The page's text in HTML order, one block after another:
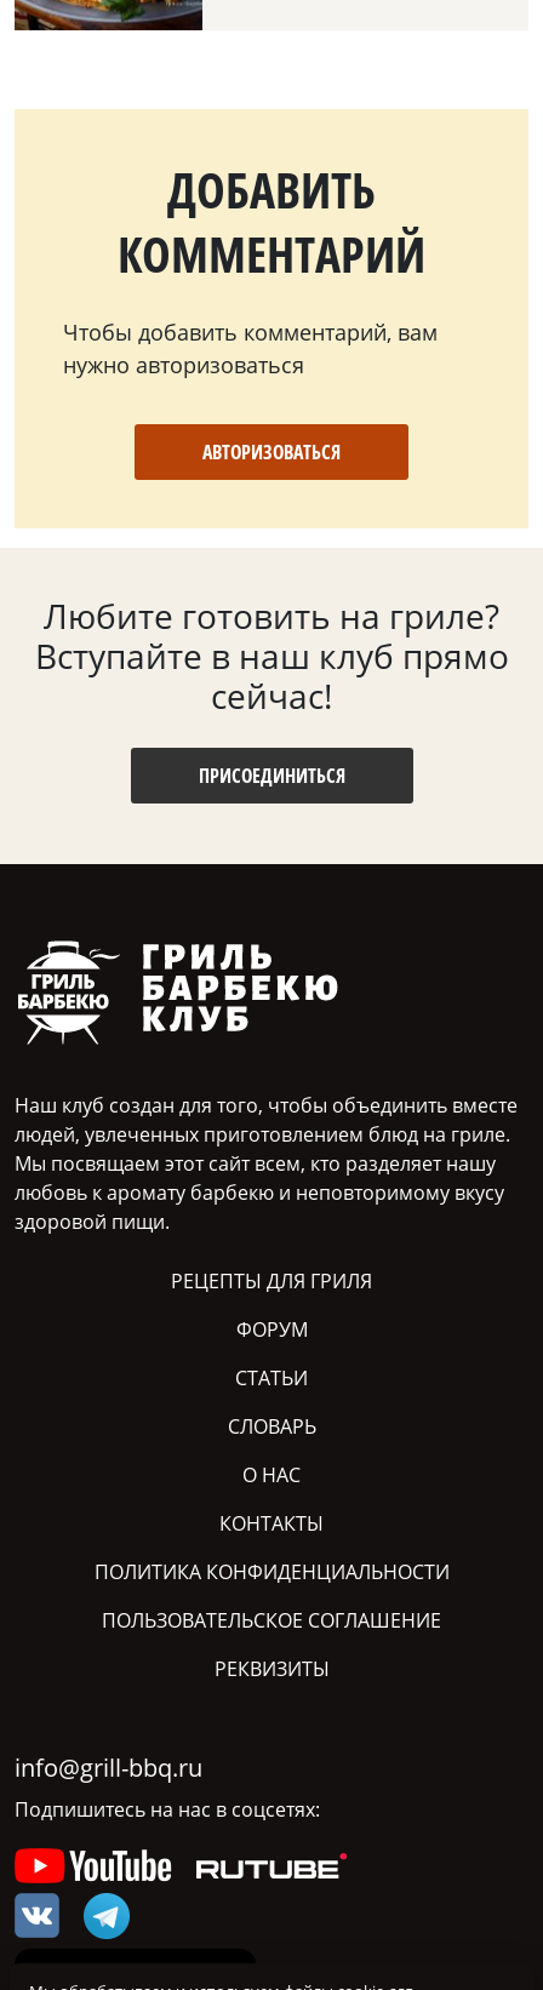
ДОБАВИТЬ
КОММЕНТАРИЙ
Чтобы добавить комментарий, вам
нужно авторизоваться
АВТОРИЗОВАТЬСЯ
Любите готовить на гриле?
Вступайте в наш клуб прямо
сейчас!
ПРИСОЕДИНИТЬСЯ
Наш клуб создан для того, чтобы объединить вместе
людей, увлеченных приготовлением блюд на гриле.
Мы посвящаем этот сайт всем, кто разделяет нашу
любовь к аромату барбекю и неповторимому вкусу
здоровой пищи.
РЕЦЕПТЫ ДЛЯ ГРИЛЯ
ФОРУМ
СТАТЬИ
СЛОВАРЬ
О НАС
КОНТАКТЫ
ПОЛИТИКА КОНФИДЕНЦИАЛЬНОСТИ
ПОЛЬЗОВАТЕЛЬСКОЕ СОГЛАШЕНИЕ
РЕКВИЗИТЫ
info@grill-bbq.ru
Подпишитесь на нас в соцсетях: